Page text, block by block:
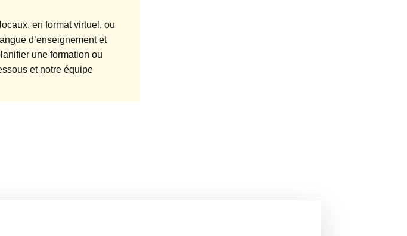
en format virtuel, ou
d’enseignement et
une formation ou
et notre équipe